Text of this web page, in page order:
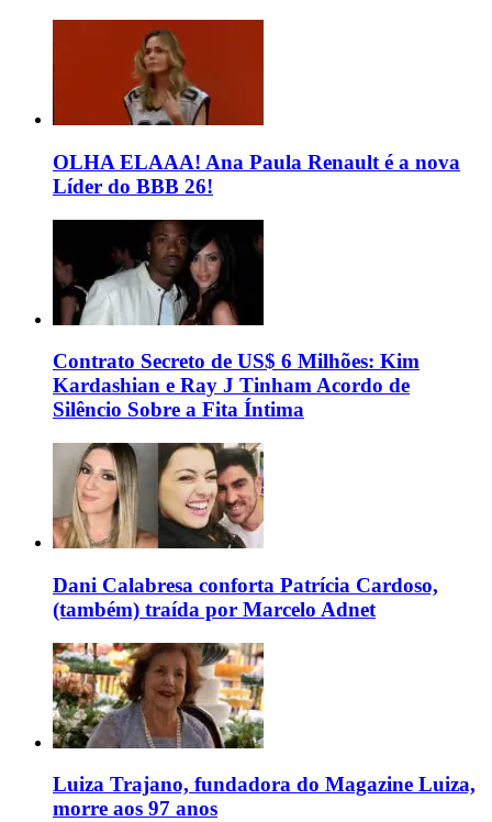
OLHA ELAAA! Ana Paula Renault é a nova
Líder do BBB 26!
Contrato Secreto de US$ 6 Milhões: Kim
Kardashian e Ray J Tinham Acordo de
Silêncio Sobre a Fita Íntima
Dani Calabresa conforta Patrícia Cardoso,
(também) traída por Marcelo Adnet
Luiza Trajano, fundadora do Magazine Luiza,
morre aos 97 anos